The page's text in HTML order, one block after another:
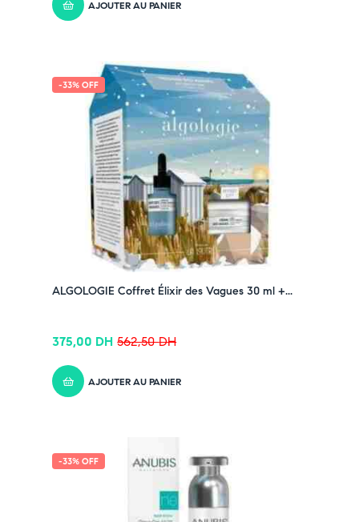
AJOUTER AU PANIER
-33% OFF
ALGOLOGIE Coffret Élixir des Vagues 30 ml +...
562,50DH
375,00 DH
AJOUTER AU PANIER
-33% OFF